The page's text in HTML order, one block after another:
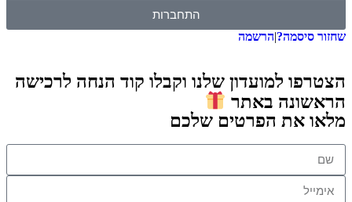
התחברות
שחזור סיסמה?|הרשמה
הצטרפו למועדון שלנו וקבלו קוד הנחה לרכישה
הראשונה באתר
מלאו את הפרטים שלכם